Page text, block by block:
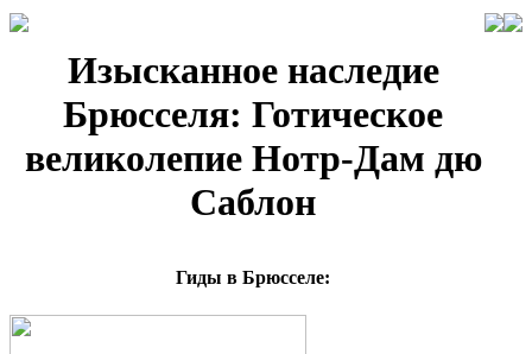
Изысканное наследие
Брюсселя: Готическое
великолепие Нотр-Дам дю
Саблон
Гиды в Брюсселе: